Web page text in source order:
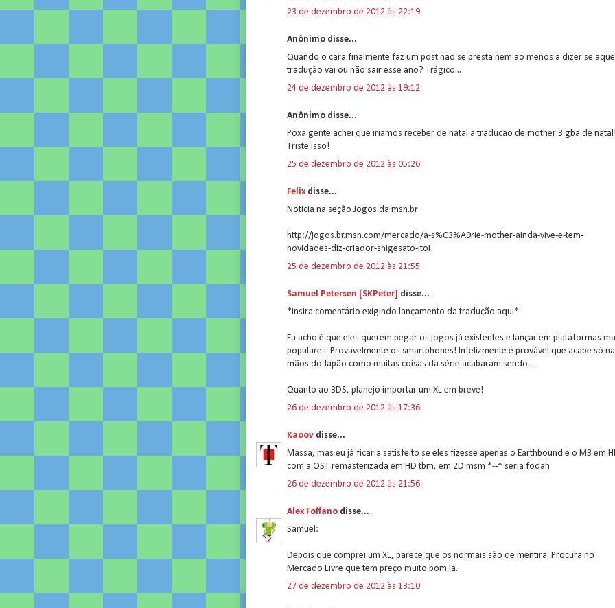
23 de dezembro de 2012 às 22:19
Anônimo disse...
Quando o cara finalmente faz um post nao se presta nem ao menos a dizer se
tradução vai ou não sair esse ano? Trágico...
24 de dezembro de 2012 às 19:12
Anônimo disse...
Poxa gente achei que iriamos receber de natal a traducao de mother 3 gba de
Triste isso!
25 de dezembro de 2012 às 05:26
Felix disse...
Notícia na seção Jogos da msn.br
http://jogos.br.msn.com/mercado/a-s%C3%A9rie-mother-ainda-vive-e-tem-
novidades-diz-criador-shigesato-itoi
25 de dezembro de 2012 às 21:55
Samuel Petersen [SKPeter] disse...
*insira comentário exigindo lançamento da tradução aqui*
Eu acho é que eles querem pegar os jogos já existentes e lançar em plataformas
populares. Provavelmente os smartphones! Infelizmente é provável que acabe só
mãos do Japão como muitas coisas da série acabaram sendo...
Quanto ao 3DS, planejo importar um XL em breve!
26 de dezembro de 2012 às 17:36
Kaoov disse...
Massa, mas eu já ficaria satisfeito se eles fizesse apenas o Earthbound e o M3 em
com a OST remasterizada em HD tbm, em 2D msm *--* seria fodah
26 de dezembro de 2012 às 21:56
Alex Foffano disse...
Samuel:
Depois que comprei um XL, parece que os normais são de mentira. Procura no
Mercado Livre que tem preço muito bom lá.
27 de dezembro de 2012 às 13:10